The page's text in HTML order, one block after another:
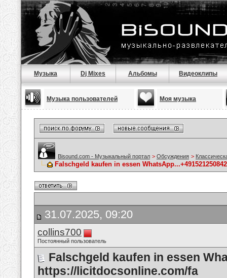
Музыка Dj Mixes Альбомы Видеоклипы
Музыка пользователей Моя музыка
Bisound.com - Музыкальный портал > Обсуждения >
Falschgeld kaufen in essen
31.07.2025, 09:20
collins700
Постоянный пользователь
Falschgeld kaufen in essen
https://licitdocsonline.com/fa